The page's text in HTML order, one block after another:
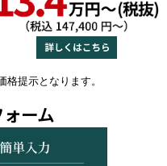
提示となります。
ーム